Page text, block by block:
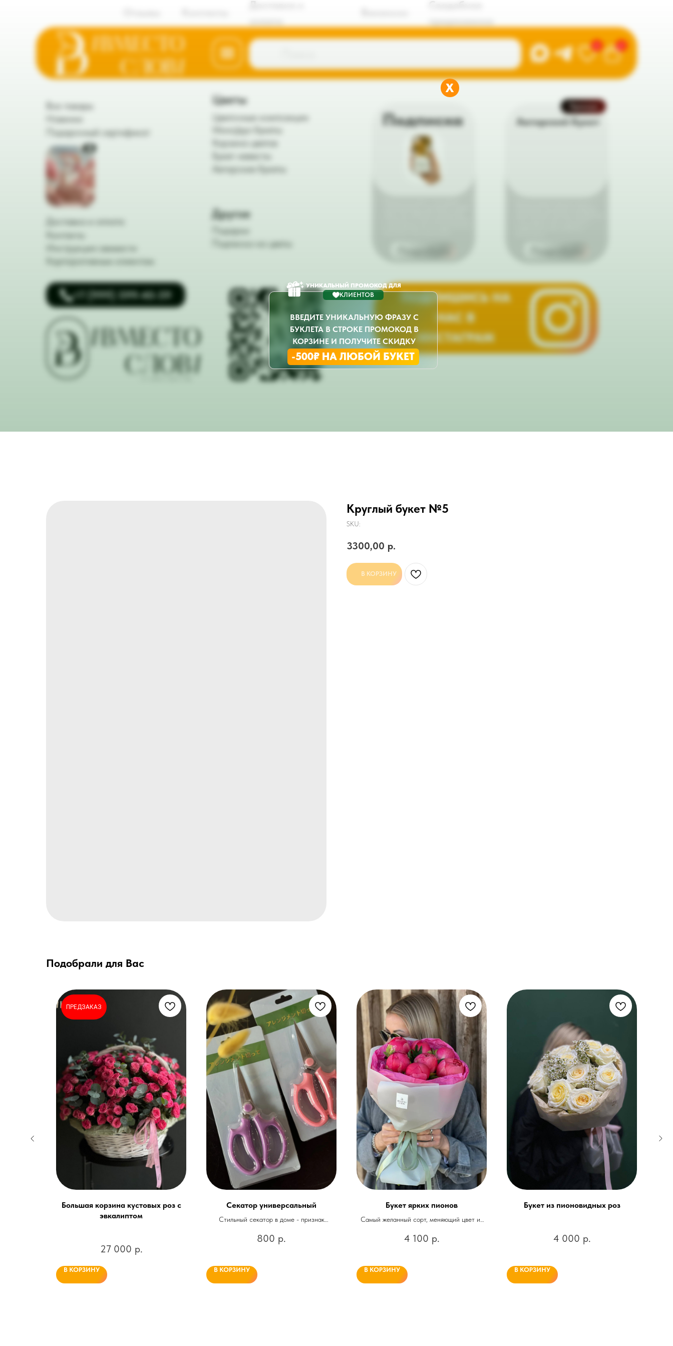
0
предложение
оплата
Корпоративным клиентам
Инструкция свежести
Контакты
Доставка и оплата
Подарочный сертификат
Новинки
Другое
Цветы
Подписка на цветы
Подарки
Авторские букеты
Букет невесты
Корзина цветов
Моно/дуо букеты
Цветочные композиции
Все товары
ПОДПИШИСЬ НА
НАС В
ИНСТАГРАМ
Авторский букет
Подписка
+7 (999) 599-40-59
Круглый букет №5
SKU:
3300,00 р.
В КОРЗИНУ
Подобрали для Вас
ПРЕДЗАКАЗ
Большая корзина кустовых роз с
эвкалиптом
27 000 р.
В КОРЗИНУ
Секатор универсальный
Стильный секатор в доме - признак
атрибут для ухода за цветами
800 р.
В КОРЗИНУ
Букет ярких пионов
Самый желанный сорт, меняющий цвет из
4 100 р.
В КОРЗИНУ
Букет из пионовидных роз
4 000 р.
В КОРЗИНУ
УНИКАЛЬНЫЙ ПРОМОКОД ДЛЯ
ВВЕДИТЕ УНИКАЛЬНУЮ ФРАЗУ С
БУКЛЕТА В СТРОКЕ ПРОМОКОД В
КОРЗИНЕ И ПОЛУЧИТЕ СКИДКУ
-500₽ НА ЛЮБОЙ БУКЕТ
КЛИЕНТОВ
X